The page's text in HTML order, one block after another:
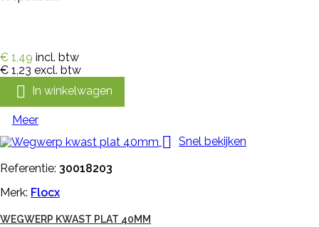
€ 1,49 incl. btw
€ 1,23 excl. btw
 In winkelwagen
Meer
 Snel bekijken
Referentie: 30018203
Merk: Flocx
WEGWERP KWAST PLAT 40MM